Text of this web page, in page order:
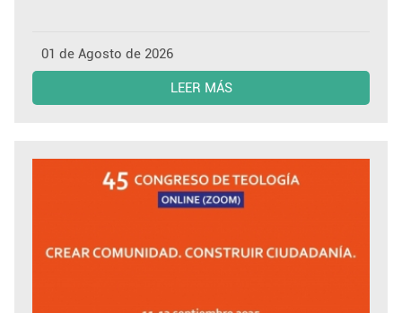
01 de Agosto de 2026
LEER MÁS